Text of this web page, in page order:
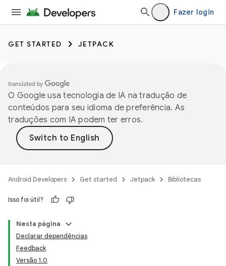
Fazer login
GET STARTED JETPACK
O Google usa tecnologia de IA na tradução de
conteúdos para seu idioma de preferência. As
traduções com IA podem ter erros.
Android Developers Get started Jetpack Bibliotecas
Isso foi útil?
Nesta página
Declarar dependências
Feedback
Versão 1.0